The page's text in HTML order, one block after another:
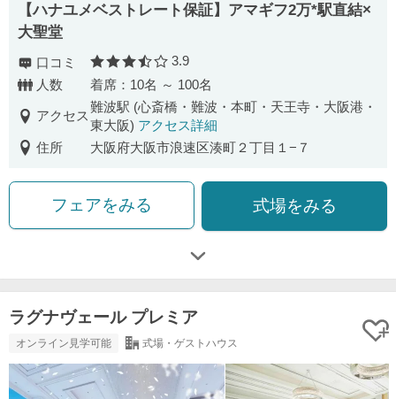
【ハナユメベストレート保証】アマギフ2万*駅直結×
大聖堂
口コミ 口コミ評価
3.9
人数
着席：10名 ～ 100名
アクセス
難波駅 (心斎橋・難波・本町・天王寺・大阪港・
東大阪) アクセス詳細
住所
大阪府大阪市浪速区湊町２丁目１−７
フェアをみる 式場をみる
ラグナヴェール プレミア
オンライン見学可能 式場・ゲストハウス